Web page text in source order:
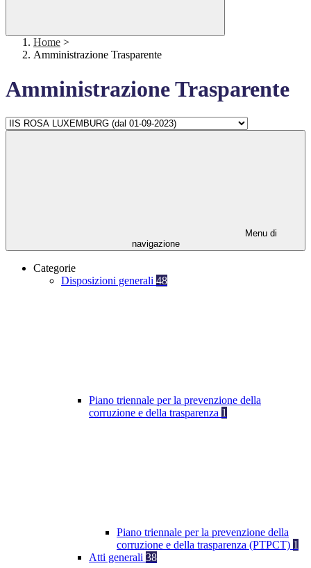
Home >
Amministrazione Trasparente
Amministrazione Trasparente
Menu di
navigazione
Categorie
Disposizioni generali 48
Piano triennale per la prevenzione della
corruzione e della trasparenza 1
Piano triennale per la prevenzione della
corruzione e della trasparenza (PTPCT) 1
Atti generali 38